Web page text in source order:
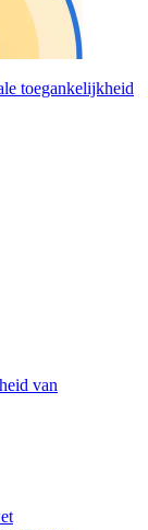
toegankelijkheid
van